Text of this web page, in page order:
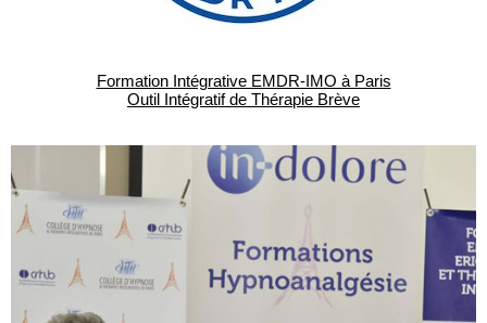
Formation Intégrative EMDR-IMO à Paris
Outil Intégratif de Thérapie Brève